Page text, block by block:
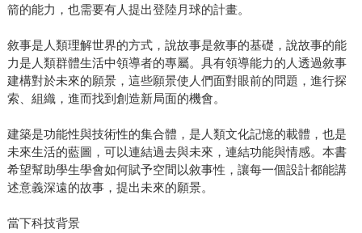
箭的能力，也需要有人提出登陸月球的計畫。
敘事是人類理解世界的方式，說故事是敘事的基礎，說故事的能
力是人類群體生活中領導者的專屬。具有領導能力的人透過敘事
建構對於未來的願景，這些願景使人們面對眼前的問題，進行探
索、組織，進而找到創造新局面的機會。
建築是功能性與技術性的集合體，是人類文化記憶的載體，也是
未來生活的藍圖，可以連結過去與未來，連結功能與情感。本書
希望幫助學生學會如何賦予空間以敘事性，讓每一個設計都能講
述意義深遠的故事，提出未來的願景。
當下科技背景